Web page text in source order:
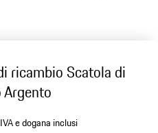
ricambio Scatola di
IVA e dogana inclusi